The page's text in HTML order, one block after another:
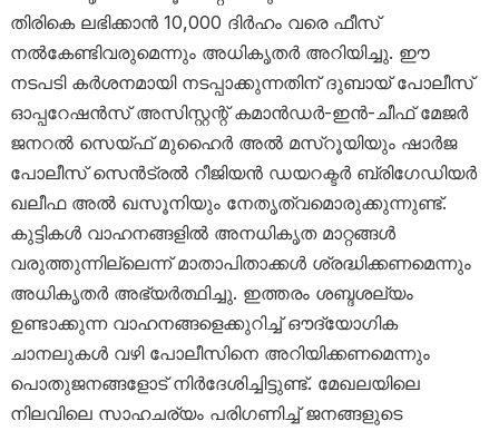
തിരികെ ലഭിക്കാൻ 10,000 ദിർഹം വരെ ഫീസ്
നൽകേണ്ടിവരുമെന്നും അധികൃതർ അറിയിച്ചു. ഈ
നടപടി കർശനമായി നടപ്പാക്കുന്നതിന് ദുബായ് പോലീസ്
ഓപ്പറേഷൻസ് അസിസ്റ്റന്റ് കമാൻഡർ-ഇൻ-ചീഫ് മേജർ
ജനറൽ സെയ്ഫ് മുഹൈർ അൽ മസ്‌റൂയിയും ഷാർജ
പോലീസ് സെൻട്രൽ റീജിയൻ ഡയറക്ടർ ബ്രിഗേഡിയർ
ഖലീഫ അൽ ഖസൂനിയും നേതൃത്വമൊരുക്കുന്നുണ്ട്.
കുട്ടികൾ വാഹനങ്ങളിൽ അനധികൃത മാറ്റങ്ങൾ
വരുത്തുന്നില്ലെന്ന് മാതാപിതാക്കൾ ശ്രദ്ധിക്കണമെന്നും
അധികൃതർ അഭ്യർത്ഥിച്ചു. ഇത്തരം ശബ്ദശല്യം
ഉണ്ടാക്കുന്ന വാഹനങ്ങളെക്കുറിച്ച് ഔദ്യോഗിക
ചാനലുകൾ വഴി പോലീസിനെ അറിയിക്കണമെന്നും
പൊതുജനങ്ങളോട് നിർദേശിച്ചിട്ടുണ്ട്. മേഖലയിലെ
നിലവിലെ സാഹചര്യം പരിഗണിച്ച് ജനങ്ങളുടെ